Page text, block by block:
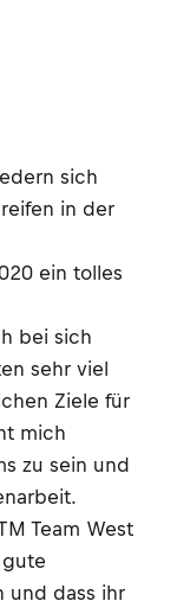
sich
in der
ein tolles
bei sich
sehr viel
Ziele für
mich
zu sein und
Team West
und dass ihr